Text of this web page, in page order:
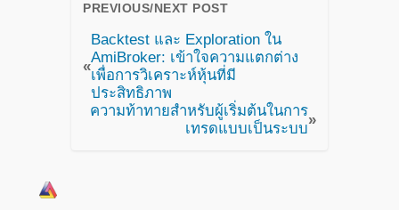
PREVIOUS/NEXT POST
«
Backtest และ Exploration ใน
AmiBroker: เข้าใจความแตกต่าง
เพื่อการวิเคราะห์หุ้นที่มี
ประสิทธิภาพ
ความท้าทายสำหรับผู้เริ่มต้นในการ
เทรดแบบเป็นระบบ
»